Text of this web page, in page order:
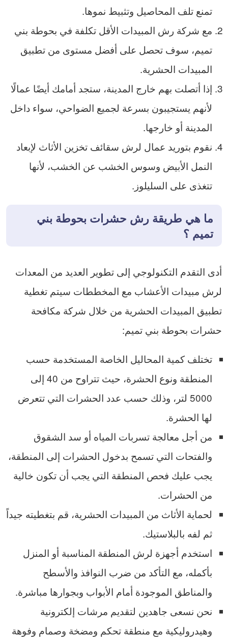
تمنع تلف المحاصيل وتثبيط نموها.
مع شركة رش المبيدات الأقل تكلفة في بحوطة بني
تميم، سوف تحصل على أفضل مستوى من تطبيق
المبيدات الحشرية.
إذا أتصلت بهم خارج المدينة، ستجد أمامك أيضًا عمالًا
لأنهم يستجيبون بسرعة لجميع الضواحي، سواء داخل
المدينة أو خارجها.
نقوم بتوريد عمال لرش سقائف تخزين الأثاث لإبعاد
النمل الأبيض وسوس الخشب عن الخشب، لأنها
تتغذى على السليلوز.
ما هي طريقة رش حشرات بحوطة بني
تميم ؟
أدى التقدم التكنولوجي إلى تطوير العديد من المعدات
لرش مبيدات الأعشاب مع المخططات سيتم تغطية
تطبيق المبيدات الحشرية من خلال شركة مكافحة
حشرات بحوطة بني تميم:
تختلف كمية المحاليل الخاصة المستخدمة حسب
المنطقة ونوع الحشرة، حيث تتراوح من 40 إلى
5000 لتر، وذلك حسب عدد الحشرات التي تتعرض
لها الحشرة.
من أجل معالجة تسربات المياه أو سد الشقوق
والفتحات التي تسمح بدخول الحشرات إلى المنطقة،
يجب عليك فحص المنطقة التي يجب أن تكون خالية
من الحشرات.
لحماية الأثاث من المبيدات الحشرية، قم بتغطيته جيداً
ثم لفه بالبلاستيك.
استخدم أجهزة لرش المنطقة المناسبة أو المنزل
بأكمله، مع التأكد من ضرب النوافذ والأسطح
والمناطق الموجودة أمام الأبواب وبجوارها مباشرة.
نحن نسعى جاهدين لتقديم مرشات إلكترونية
وهيدروليكية مع منطقة تحكم ومضخة وصمام وفوهة